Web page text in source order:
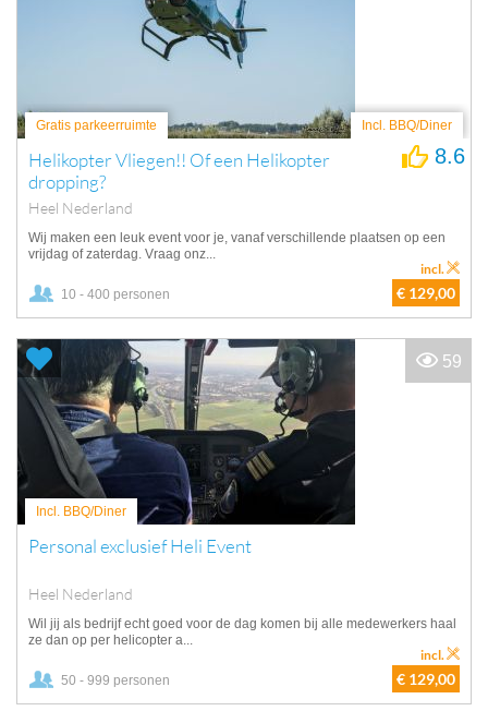
Gratis parkeerruimte Incl. BBQ/Diner
Helikopter Vliegen!! Of een Helikopter
dropping?
Heel Nederland
8.6
Wij maken een leuk event voor je, vanaf verschillende plaatsen op een
vrijdag of zaterdag. Vraag onz...
10 - 400 personen € 129,00
incl.
Incl. BBQ/Diner
Personal exclusief Heli Event
Heel Nederland
Wil jij als bedrijf echt goed voor de dag komen bij alle medewerkers haal
ze dan op per helicopter a...
50 - 999 personen € 129,00
incl.
59